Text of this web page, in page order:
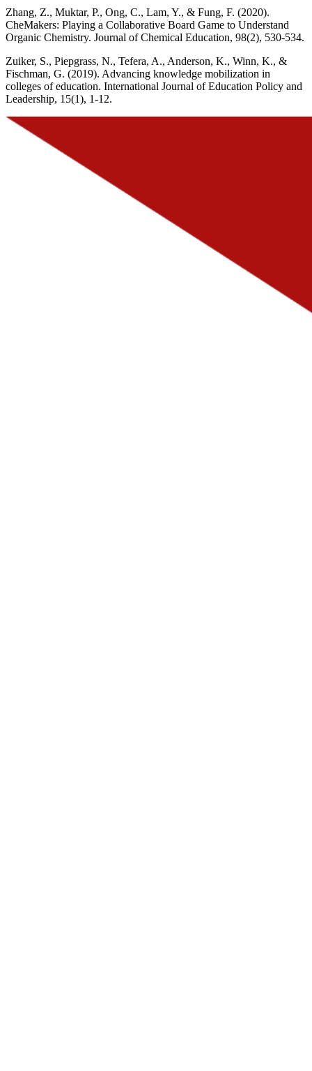
Zhang, Z., Muktar, P., Ong, C., Lam, Y., & Fung, F. (2020).
CheMakers: Playing a Collaborative Board Game to Understand
Organic Chemistry. Journal of Chemical Education, 98(2), 530-534.
Zuiker, S., Piepgrass, N., Tefera, A., Anderson, K., Winn, K., &
Fischman, G. (2019). Advancing knowledge mobilization in
colleges of education. International Journal of Education Policy and
Leadership, 15(1), 1-12.